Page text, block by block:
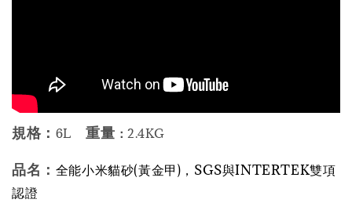
規格： 6L重量 ：2.4KG
品名： 全能小米貓砂(黃金甲)， SGS與INTERTEK雙項
認證